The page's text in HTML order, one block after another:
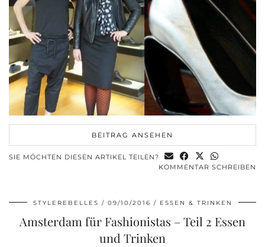
BEITRAG ANSEHEN
SIE MÖCHTEN DIESEN ARTIKEL TEILEN?
KOMMENTAR SCHREIBEN
STYLEREBELLES 09/10/2016 ESSEN & TRINKEN
Amsterdam für Fashionistas – Teil 2 Essen
und Trinken